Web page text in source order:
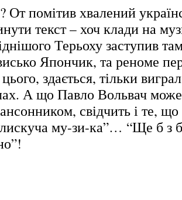
От помітив хвалений
текст – хоч клади на
Терьоху заступив
Япончик, та реноме
здається, тільки
А що Павло Вольвач
свідчить і те,
му-зи-ка”… “Ще б з